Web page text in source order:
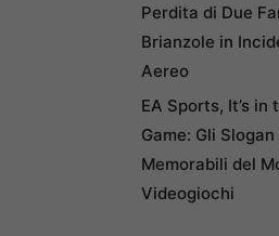
Perdita di Due
Brianzole in
Aereo
EA Sports, It’s in
Game: Gli Slogan
Memorabili del
Videogiochi